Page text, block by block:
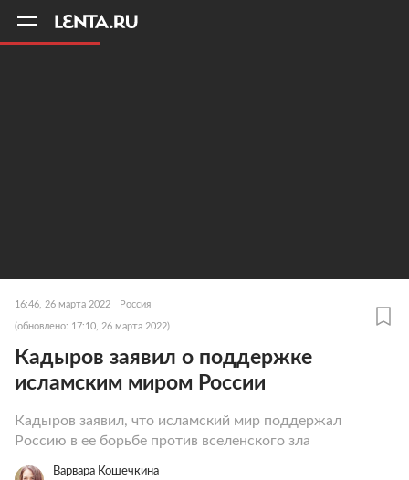
16:46, 26 марта 2022 Россия
(обновлено: 17:10, 26 марта 2022)
Кадыров заявил о поддержке
исламским миром России
Кадыров заявил, что исламский мир поддержал
Россию в ее борьбе против вселенского зла
Варвара Кошечкина